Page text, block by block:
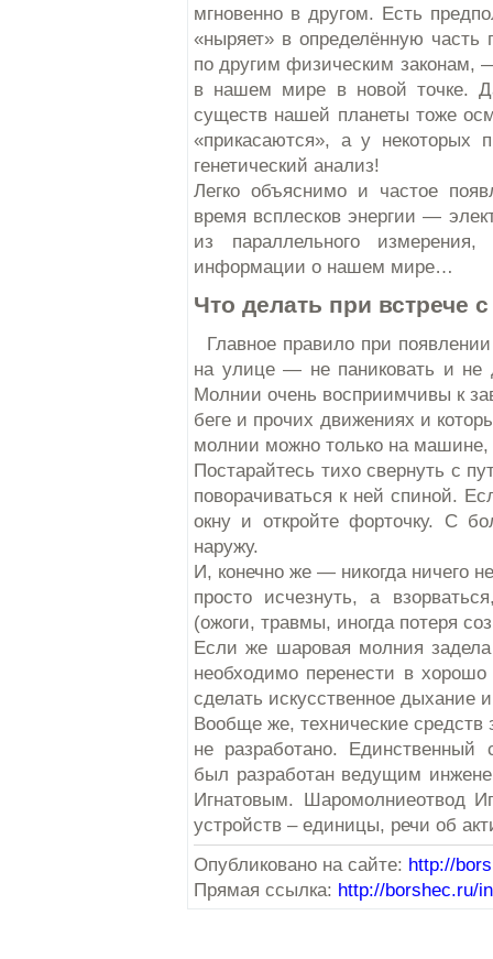
мгновенно в другом. Есть
«ныряет» в определённую
по другим физическим законам,
в нашем мире в новой точке.
существ нашей планеты тоже
«прикасаются», а у некоторых
генетический анализ!
Легко объяснимо и частое
время всплесков энергии —
из параллельного
информации о нашем мире…
Что делать при встрече
Главное правило при
на улице — не паниковать и не
Молнии очень восприимчивы к
беге и прочих движениях и
молнии можно только на
Постарайтесь тихо свернуть с
поворачиваться к ней спиной.
окну и откройте форточку. С
наружу.
И, конечно же — никогда ничего
просто исчезнуть, а
(ожоги, травмы, иногда потеря
Если же шаровая молния задела
необходимо перенести в
сделать искусственное дыхание
Вообще же, технические
не разработано.
был разработан ведущим
Игнатовым. Шаромолниеотвод
устройств – единицы, речи об
Опубликовано на сайте: http://
Прямая ссылка: http://borshec.ru/